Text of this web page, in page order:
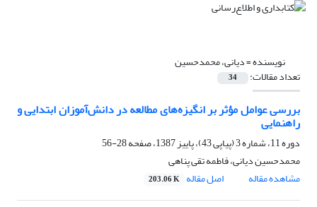
نویسنده =دیانی، محمدحسین
تعداد مقالات: 34
بررسی عوامل مؤثر بر انگیزه‌های مطالعه در دانش‌آموزان ابتدایی و
راهنمایی
دوره 11، شماره 3 (پیاپی 43)، پاییز 1387، صفحه
28-56
محمدحسین دیانی، فاطمه تقی پناهی
مشاهده مقاله
اصل مقاله 203.06 K